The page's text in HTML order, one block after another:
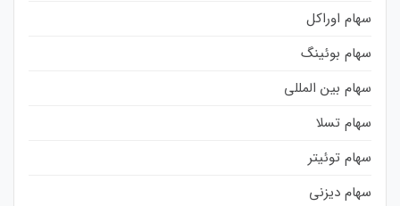
سهام اوراکل
سهام بوئینگ
سهام بین المللی
سهام تسلا
سهام توئیتر
سهام دیزنی